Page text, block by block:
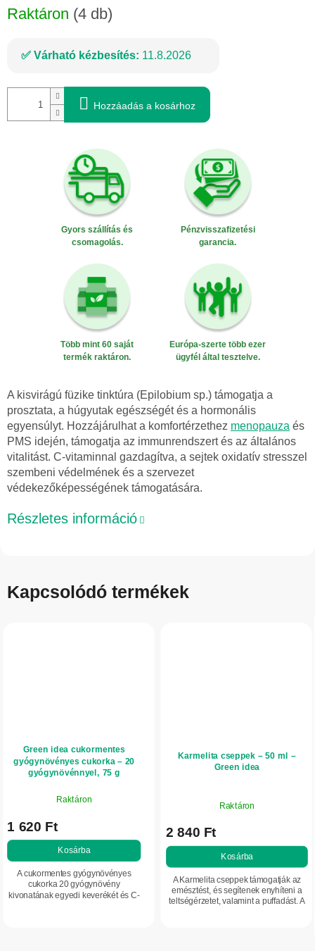
Raktáron (4 db)
Várható kézbesítés: 11.8.2026
Hozzáadás a kosárhoz
Gyors szállítás és
csomagolás.
Pénzvisszafizetési
garancia.
Több mint 60 saját
termék raktáron.
Európa-szerte több ezer
ügyfél által tesztelve.
A kisvirágú füzike tinktúra (Epilobium sp.) támogatja a
prosztata, a húgyutak egészségét és a hormonális
egyensúlyt. Hozzájárulhat a komfortérzethez menopauza és
PMS idején, támogatja az immunrendszert és az általános
vitalitást. C-vitaminnal gazdagítva, a sejtek oxidatív stresszel
szembeni védelmének és a szervezet
védekezőképességének támogatására.
Részletes információ
Kapcsolódó termékek
Green idea cukormentes
gyógynövényes cukorka – 20
gyógynövénnyel, 75 g
Raktáron
1 620 Ft
Kosárba
A cukormentes gyógynövényes
cukorka 20 gyógynövény
kivonatának egyedi keverékét és C-
Karmelita cseppek – 50 ml –
Green idea
Raktáron
2 840 Ft
Kosárba
A Karmelita cseppek támogatják az
emésztést, és segítenek enyhíteni a
teltségérzetet, valamint a puffadást. A